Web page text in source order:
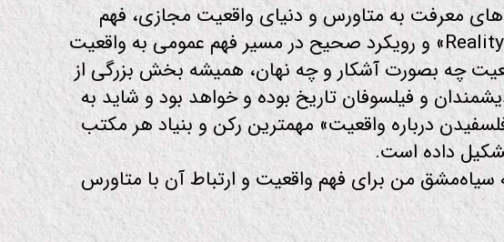
معرفت به متاورس و دنیای واقعیت مجازی، فهم
«واقعیت-Reality» و رویکرد صحیح در مسیر فهم عمومی به واقعیت
چه بصورت آشکار و چه نهان، همیشه بخش بزرگی از
و فیلسوفان تاریخ بوده و خواهد بود و شاید به
درباره واقعیت» مهمترین رکن و بنیاد هر مکتب
داده است.
سیاه‌مشق من برای فهم واقعیت و ارتباط آن با متاورس